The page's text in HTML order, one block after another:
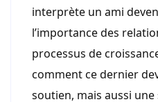
interprète un ami
l’importance des
processus de
comment ce dernier
soutien, mais aussi